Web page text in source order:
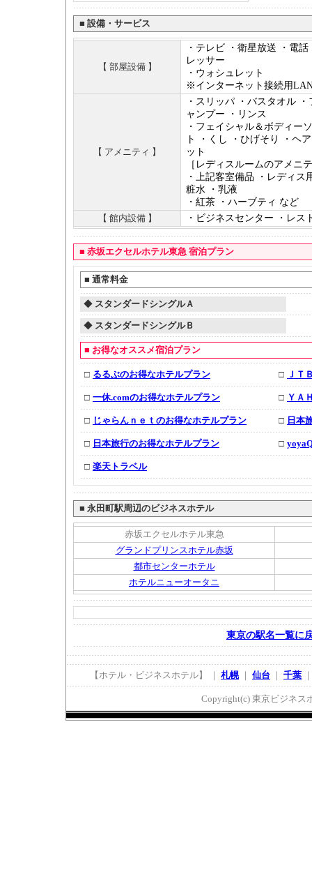
■ 設備・サービス
【 部屋設備 】
・テレビ ・衛星放送 ・電
レッサー
・ウォシュレット
※インターネット接続用
【 アメニティ 】
・スリッパ ・バスタオル
ャンプー ・リンス
・フェイシャル＆ボディー
ト ・くし ・ひげそり ・ヘ
ット
［レディスルームのアメニ
・上記客室備品 ・レディ
粧水 ・乳液
・紅茶 ・ハーブティ など
【 館内設備 】
・ビジネスセンター ・レス
■ 赤坂エクセルホテル東急 宿泊プラン
■通常料金
◆ スタンダードシングルＡ
◆ スタンダードシングルＢ
■ お得なオススメ宿泊プラン
□ るるぶのお得なホテルプラン □ ＪＴ
□ 一休.comのお得なホテルプラン □ ＹＡ
□ じゃらんｎｅｔのお得なホテルプラン □ 日本
□ 日本旅行のお得なホテルプラン □
□ 楽天トラベル
■ 永田町駅周辺のビジネスホテル
赤坂エクセルホテル東急
グランドプリンスホテル赤坂
都市センターホテル
ホテルニューオータニ
東京の駅名一覧に
【ホテル・ビジネスホテル】 ｜ 札幌｜ 仙台 ｜ 千葉
Copyright(c) 東京ビジネス